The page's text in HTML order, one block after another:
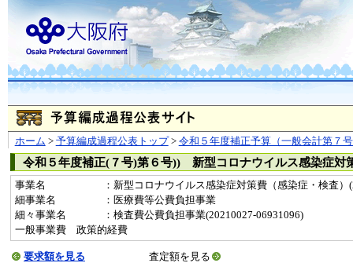
ホーム > 予算編成過程公表トップ> 令和５年度補正予算（一般会計第７
令和５年度補正(７号)第６号)) 新型コロナウイルス感染症対
事業名
：新型コロナウイルス感染症対策費（感染症・検査）
細事業名
：医療費等公費負担事業
細々事業名
：検査費公費負担事業(20210027-06931096)
一般事業費 政策的経費
要求額を見る
査定額を見る